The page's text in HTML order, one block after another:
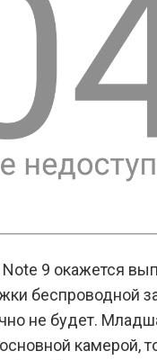
9 окажется
беспроводной
не будет.
камерой,